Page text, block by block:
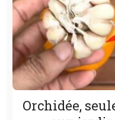
Orchidée,